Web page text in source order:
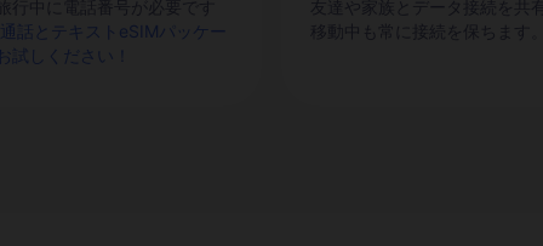
通話とテキストeSIMパッケー
試しください！